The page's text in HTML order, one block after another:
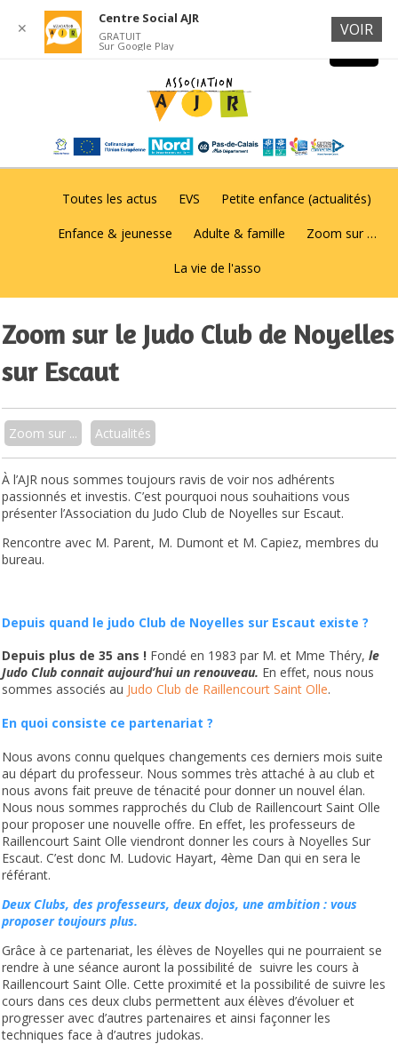
Toutes les actus EVS Petite enfance (actualités)
Enfance & jeunesse Adulte & famille Zoom sur …
La vie de l'asso
Zoom sur le Judo Club de Noyelles
sur Escaut
Zoom sur ... Actualités
À l’AJR nous sommes toujours ravis de voir nos adhérents
passionnés et investis. C’est pourquoi nous souhaitions vous
présenter l’Association du Judo Club de Noyelles sur Escaut.
Rencontre avec M. Parent, M. Dumont et M. Capiez, membres du
bureau.
Depuis quand le judo Club de Noyelles sur Escaut existe ?
Depuis plus de 35 ans ! Fondé en 1983 par M. et Mme Théry,le
Judo Club connait aujourd’hui un renouveau. En effet, nous nous
sommes associés au Judo Club de Raillencourt Saint Olle.
En quoi consiste ce partenariat ?
Nous avons connu quelques changements ces derniers mois suite
au départ du professeur. Nous sommes très attaché à au club et
nous avons fait preuve de ténacité pour donner un nouvel élan.
Nous nous sommes rapprochés du Club de Raillencourt Saint Olle
pour proposer une nouvelle offre. En effet, les professeurs de
Raillencourt Saint Olle viendront donner les cours à Noyelles Sur
Escaut. C’est donc M. Ludovic Hayart, 4ème Dan qui en sera le
référant.
Deux Clubs, des professeurs, deux dojos, une ambition : vous
proposer toujours plus.
Grâce à ce partenariat, les élèves de Noyelles qui ne pourraient se
rendre à une séance auront la possibilité de suivre les cours à
Raillencourt Saint Olle. Cette proximité et la possibilité de suivre les
cours dans ces deux clubs permettent aux élèves d’évoluer et
progresser avec d’autres partenaires et ainsi façonner les
techniques face à d’autres judokas.
✕
Centre Social AJR
GRATUIT
Sur Google Play
VOIR